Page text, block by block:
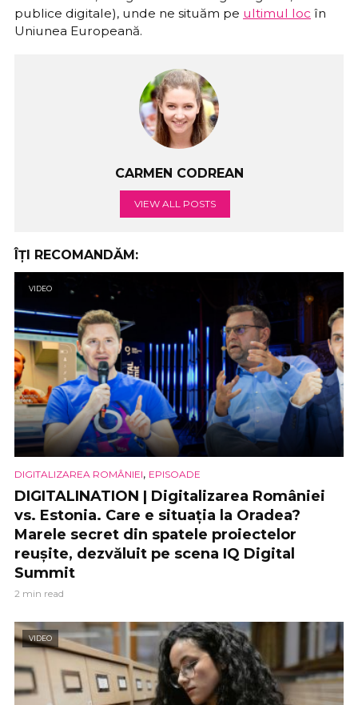
publice digitale), unde ne situăm pe ultimul loc în
Uniunea Europeană.
CARMEN CODREAN
VIEW ALL POSTS
ÎȚI RECOMANDĂM:
VIDEO
DIGITALIZAREA ROMÂNIEI, EPISOADE
DIGITALINATION | Digitalizarea României
vs. Estonia. Care e situația la Oradea?
Marele secret din spatele proiectelor
reușite, dezvăluit pe scena IQ Digital
Summit
2 min read
VIDEO